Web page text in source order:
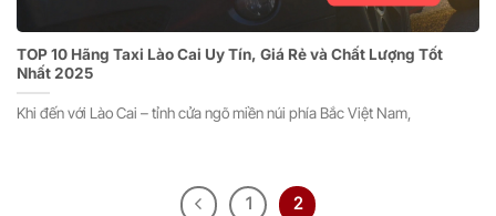
TOP 10 Hãng Taxi Lào Cai Uy Tín, Giá Rẻ và Chất Lượng Tốt
Nhất 2025
Khi đến với Lào Cai – tỉnh cửa ngõ miền núi phía Bắc Việt Nam,
1 2